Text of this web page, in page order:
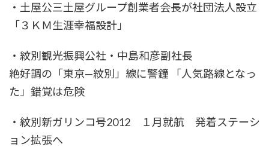
・土屋公三土屋グループ創業者会長が社団法人設立
「３ＫＭ生涯幸福設計」
・紋別観光振興公社・中島和彦副社長
絶好調の「東京—紋別」線に警鐘 「人気路線となっ
た」錯覚は危険
・紋別新ガリンコ号2012 １月就航 発着ステーシ
ョン拡張へ